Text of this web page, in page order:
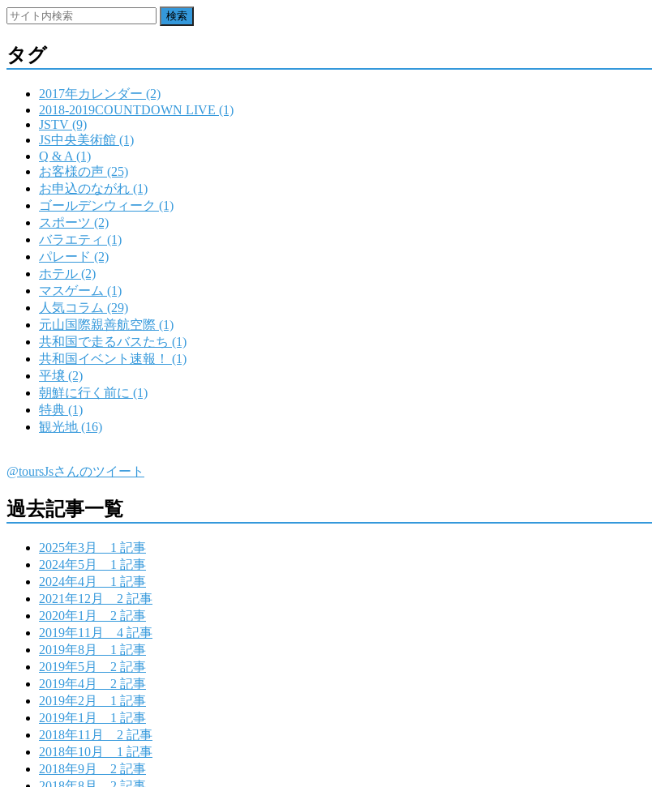
タグ
2017年カレンダー (2)
2018-2019COUNTDOWN LIVE (1)
JSTV (9)
JS中央美術館 (1)
Q & A (1)
お客様の声 (25)
お申込のながれ (1)
ゴールデンウィーク (1)
スポーツ (2)
バラエティ (1)
パレード (2)
ホテル (2)
マスゲーム (1)
人気コラム (29)
元山国際親善航空際 (1)
共和国で走るバスたち (1)
共和国イベント速報！ (1)
平壌 (2)
朝鮮に行く前に (1)
特典 (1)
観光地 (16)
@toursJsさんのツイート
過去記事一覧
2025年3月 1 記事
2024年5月 1 記事
2024年4月 1 記事
2021年12月 2 記事
2020年1月 2 記事
2019年11月 4 記事
2019年8月 1 記事
2019年5月 2 記事
2019年4月 2 記事
2019年2月 1 記事
2019年1月 1 記事
2018年11月 2 記事
2018年10月 1 記事
2018年9月 2 記事